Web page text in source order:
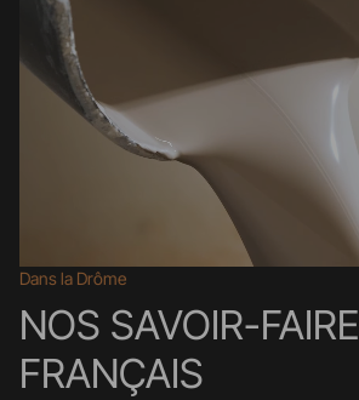
Dans la Drôme
NOS SAVOIR-FAIRE
FRANÇAIS